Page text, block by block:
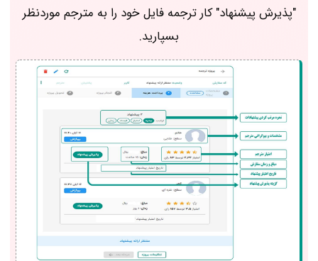
"پذیرش پیشنهاد" کار ترجمه فایل خود را به مترجم موردنظر
بسپارید.